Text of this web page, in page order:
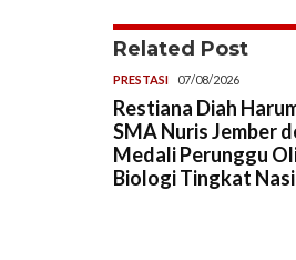
Related Post
PRESTASI 07/08/2026
Restiana Diah
SMA Nuris Jember
Medali Perunggu
Biologi Tingkat